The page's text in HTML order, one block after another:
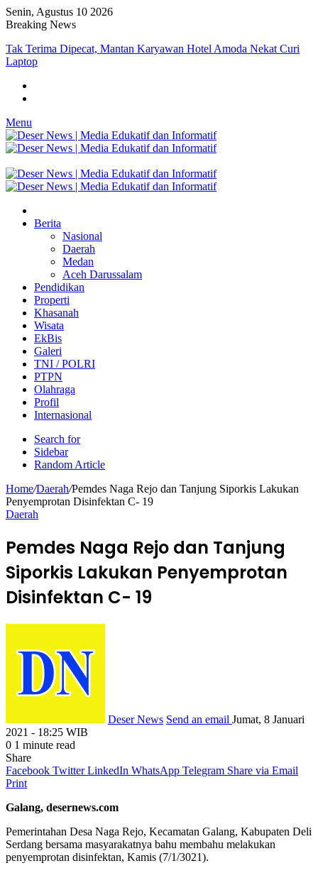
Senin, Agustus 10 2026
Breaking News
Tak Terima Dipecat, Mantan Karyawan Hotel Amoda Nekat Curi
Laptop
Menu
Berita
Nasional
Daerah
Medan
Aceh Darussalam
Pendidikan
Properti
Khasanah
Wisata
EkBis
Galeri
TNI / POLRI
PTPN
Olahraga
Profil
Internasional
Search for
Sidebar
Random Article
Home/Daerah/Pemdes Naga Rejo dan Tanjung Siporkis Lakukan
Penyemprotan Disinfektan C- 19
Daerah
Pemdes Naga Rejo dan Tanjung
Siporkis Lakukan Penyemprotan
Disinfektan C- 19
Deser News Send an email Jumat, 8 Januari
2021 - 18:25 WIB
0 1 minute read
Share
Facebook Twitter LinkedIn WhatsApp Telegram Share via Email
Print
Galang, desernews.com
Pemerintahan Desa Naga Rejo, Kecamatan Galang, Kabupaten Deli
Serdang bersama masyarakatnya bahu membahu melakukan
penyemprotan disinfektan, Kamis (7/1/3021).